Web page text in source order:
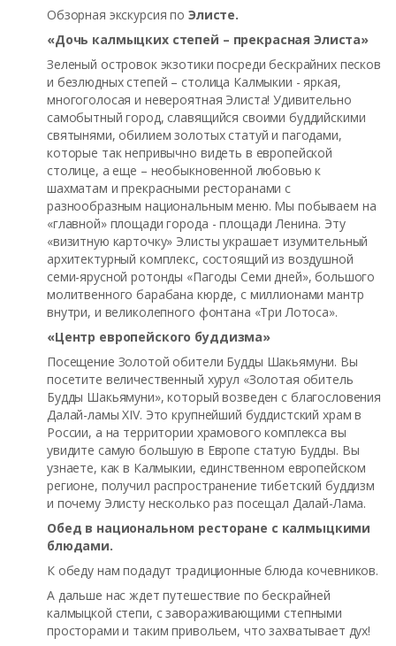
Обзорная экскурсия по Элисте.
«Дочь калмыцких степей – прекрасная Элиста»
Зеленый островок экзотики посреди бескрайних песков
и безлюдных степей – столица Калмыкии - яркая,
многоголосая и невероятная Элиста! Удивительно
самобытный город, славящийся своими буддийскими
святынями, обилием золотых статуй и пагодами,
которые так непривычно видеть в европейской
столице, а еще – необыкновенной любовью к
шахматам и прекрасными ресторанами с
разнообразным национальным меню. Мы побываем на
«главной» площади города - площади Ленина. Эту
«визитную карточку» Элисты украшает изумительный
архитектурный комплекс, состоящий из воздушной
семи-ярусной ротонды «Пагоды Семи дней», большого
молитвенного барабана кюрде, с миллионами мантр
внутри, и великолепного фонтана «Три Лотоса».
«Центр европейского буддизма»
Посещение Золотой обители Будды Шакьямуни. Вы
посетите величественный хурул «Золотая обитель
Будды Шакьямуни», который возведен с благословения
Далай-ламы XIV. Это крупнейший буддистский храм в
России, а на территории храмового комплекса вы
увидите самую большую в Европе статую Будды. Вы
узнаете, как в Калмыкии, единственном европейском
регионе, получил распространение тибетский буддизм
и почему Элисту несколько раз посещал Далай-Лама.
Обед в национальном ресторане с калмыцкими
блюдами.
К обеду нам подадут традиционные блюда кочевников.
А дальше нас ждет путешествие по бескрайней
калмыцкой степи, с завораживающими степными
просторами и таким привольем, что захватывает дух!